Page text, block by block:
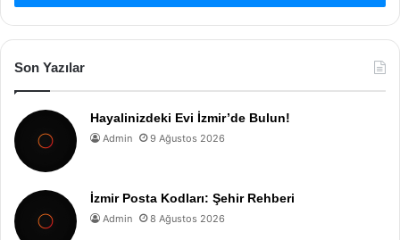
Son Yazılar
Hayalinizdeki Evi İzmir’de Bulun!
Admin 9 Ağustos 2026
İzmir Posta Kodları: Şehir Rehberi
Admin 8 Ağustos 2026